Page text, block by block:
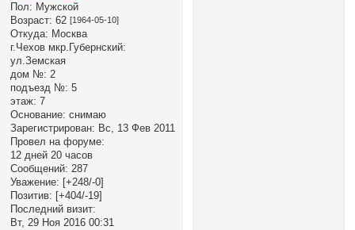
Пол: Мужской
Возраст: 62 [1964-05-10]
Откуда: Москва
г.Чехов мкр.Губернский:
ул.Земская
дом №: 2
подъезд №: 5
этаж: 7
Основание: снимаю
Зарегистрирован: Вс, 13 Фев 2011
Провел на форуме:
12 дней 20 часов
Сообщений: 287
Уважение: [+248/-0]
Позитив: [+404/-19]
Последний визит:
Вт, 29 Ноя 2016 00:31